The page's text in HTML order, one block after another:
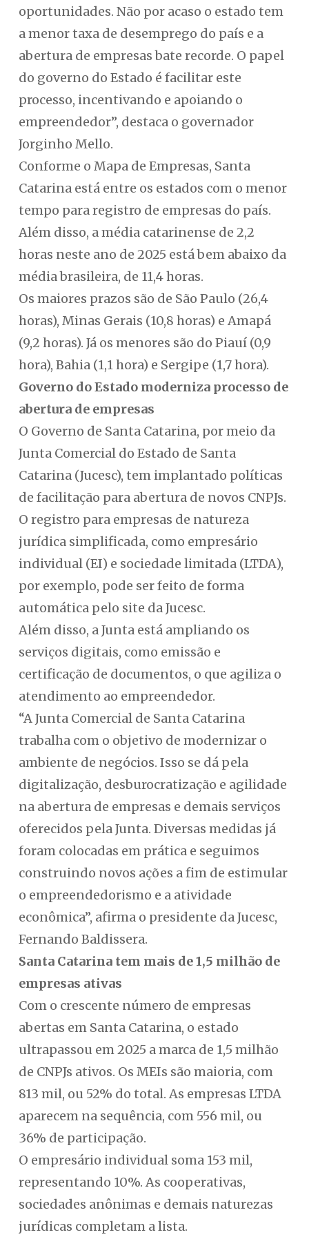
oportunidades. Não por acaso o estado tem
a menor taxa de desemprego do país e a
abertura de empresas bate recorde. O papel
do governo do Estado é facilitar este
processo, incentivando e apoiando o
empreendedor”, destaca o governador
Jorginho Mello.
Conforme o Mapa de Empresas, Santa
Catarina está entre os estados com o menor
tempo para registro de empresas do país.
Além disso, a média catarinense de 2,2
horas neste ano de 2025 está bem abaixo da
média brasileira, de 11,4 horas.
Os maiores prazos são de São Paulo (26,4
horas), Minas Gerais (10,8 horas) e Amapá
(9,2 horas). Já os menores são do Piauí (0,9
hora), Bahia (1,1 hora) e Sergipe (1,7 hora).
Governo do Estado moderniza processo de
abertura de empresas
O Governo de Santa Catarina, por meio da
Junta Comercial do Estado de Santa
Catarina (Jucesc), tem implantado políticas
de facilitação para abertura de novos CNPJs.
O registro para empresas de natureza
jurídica simplificada, como empresário
individual (EI) e sociedade limitada (LTDA),
por exemplo, pode ser feito de forma
automática pelo site da Jucesc.
Além disso, a Junta está ampliando os
serviços digitais, como emissão e
certificação de documentos, o que agiliza o
atendimento ao empreendedor.
“A Junta Comercial de Santa Catarina
trabalha com o objetivo de modernizar o
ambiente de negócios. Isso se dá pela
digitalização, desburocratização e agilidade
na abertura de empresas e demais serviços
oferecidos pela Junta. Diversas medidas já
foram colocadas em prática e seguimos
construindo novos ações a fim de estimular
o empreendedorismo e a atividade
econômica”, afirma o presidente da Jucesc,
Fernando Baldissera.
Santa Catarina tem mais de 1,5 milhão de
empresas ativas
Com o crescente número de empresas
abertas em Santa Catarina, o estado
ultrapassou em 2025 a marca de 1,5 milhão
de CNPJs ativos. Os MEIs são maioria, com
813 mil, ou 52% do total. As empresas LTDA
aparecem na sequência, com 556 mil, ou
36% de participação.
O empresário individual soma 153 mil,
representando 10%. As cooperativas,
sociedades anônimas e demais naturezas
jurídicas completam a lista.